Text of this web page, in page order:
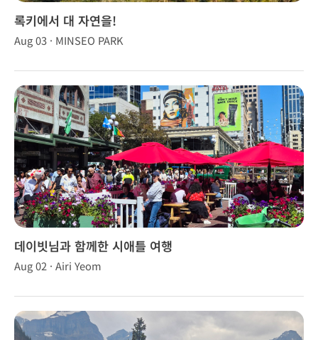
록키에서 대 자연을!
Aug 03 · MINSEO PARK
데이빗님과 함께한 시애틀 여행
Aug 02 · Airi Yeom